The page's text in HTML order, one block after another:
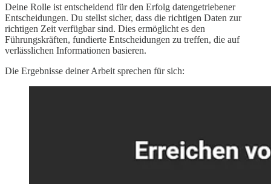
Deine Rolle ist entscheidend für den Erfolg datengetriebener
Entscheidungen. Du stellst sicher, dass die richtigen Daten zur
richtigen Zeit verfügbar sind. Dies ermöglicht es den
Führungskräften, fundierte Entscheidungen zu treffen, die auf
verlässlichen Informationen basieren.
Die Ergebnisse deiner Arbeit sprechen für sich: